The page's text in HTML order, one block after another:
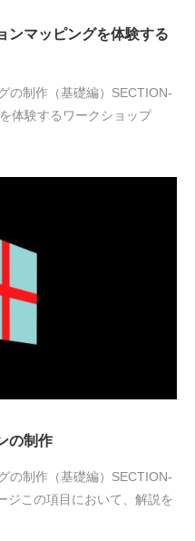
マッピングを体験する
の制作（基礎編）SECTION-
体験するワークショップ
の制作
の制作（基礎編）SECTION-
この項目において、解説を